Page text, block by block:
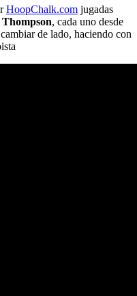
HoopChalk.com jugadas
Thompson, cada uno desde
de lado, haciendo con